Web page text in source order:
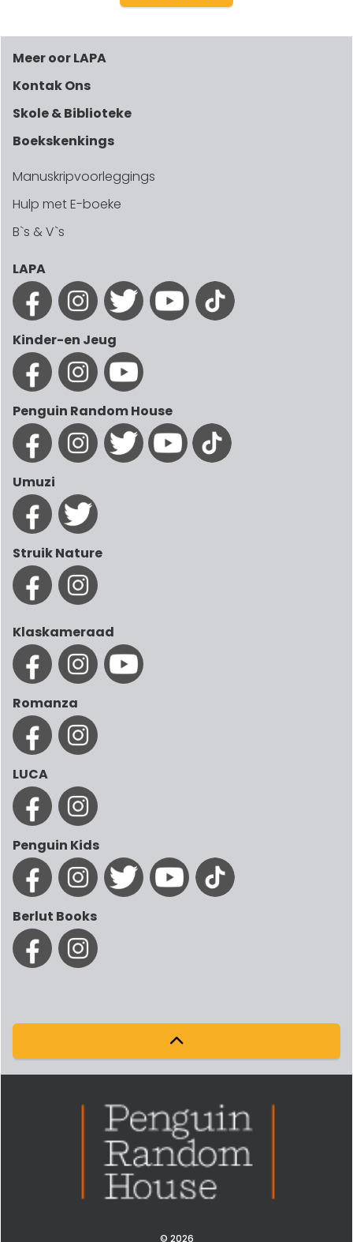
Meer oor LAPA
Kontak Ons
Skole & Biblioteke
Boekskenkings
Manuskripvoorleggings
Hulp met E-boeke
B`s & V`s
LAPA
Kinder-en Jeug
Penguin Random House
Umuzi
Struik Nature
Klaskameraad
Romanza
LUCA
Penguin Kids
Berlut Books
© 2026